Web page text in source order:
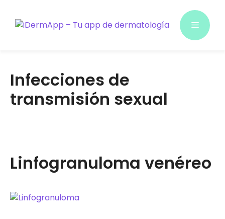
contenido
Menú
Infecciones de
transmisión sexual
Linfogranuloma venéreo